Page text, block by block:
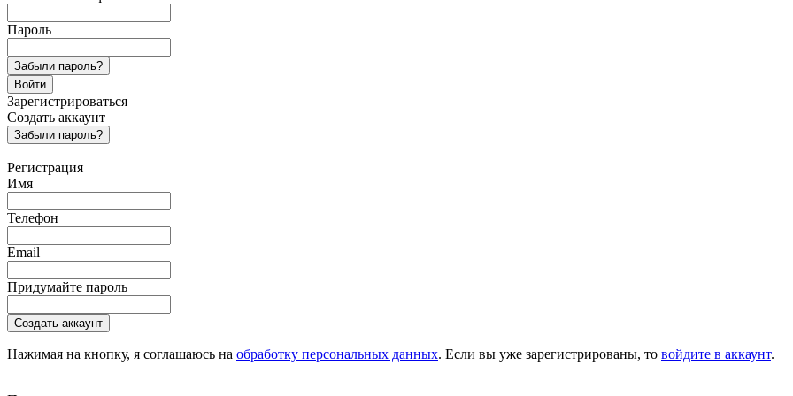
Пароль
Забыли пароль?
Войти
Зарегистрироваться
Создать аккаунт
Забыли пароль?
Регистрация
Имя
Телефон
Email
Придумайте пароль
Создать аккаунт
Нажимая на кнопку, я соглашаюсь на обработку персональных данных. Если вы уже зарегистрированы, то войдите в аккаунт.